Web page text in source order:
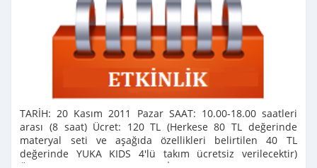
TARİH: 20 Kasım 2011 Pazar SAAT: 10.00-18.00 saatleri
arası (8 saat) Ücret: 120 TL (Herkese 80 TL değerinde
materyal seti ve aşağıda özellikleri belirtilen 40 TL
değerinde YUKA KIDS 4'lü takım ücretsiz verilecektir)